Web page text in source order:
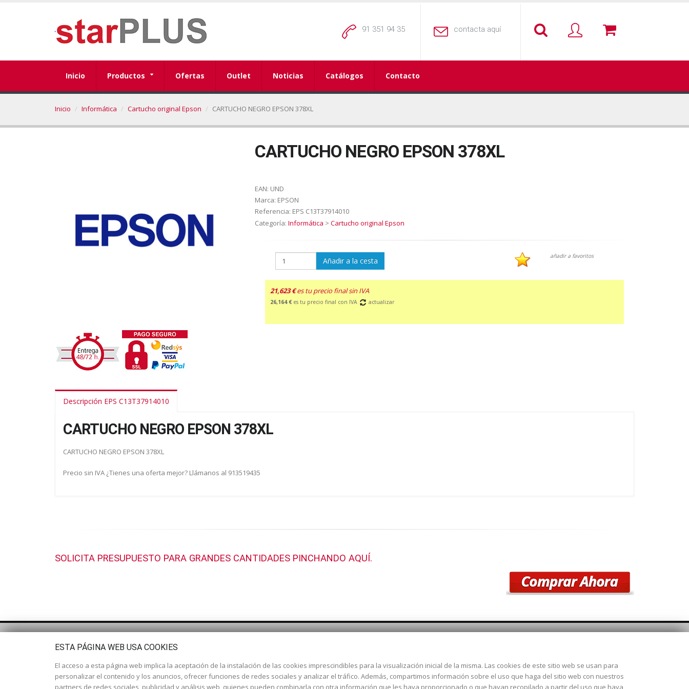
91 351 94 35 contacta aquí
Inicio Productos Ofertas Outlet Noticias Catálogos Contacto
Inicio Informática Cartucho original Epson CARTUCHO NEGRO EPSON 378XL
CARTUCHO NEGRO EPSON 378XL
EAN: UND
Marca: EPSON
Referencia: EPS C13T37914010
Categoría: Informática > Cartucho original Epson
Añadir a la cesta añadir a favoritos
21,623 € es tu precio final sin IVA
26,164 € es tu precio final con IVA actualizar
Descripción EPS C13T37914010
CARTUCHO NEGRO EPSON 378XL
CARTUCHO NEGRO EPSON 378XL
Precio sin IVA ¿Tienes una oferta mejor? Llámanos al 913519435
SOLICITA PRESUPUESTO PARA GRANDES CANTIDADES PINCHANDO AQUÍ.
Dirección:c/ Cercedilla nº 14, 28925
Alcorcón
ESTA PÁGINA WEB USA COOKIES
El acceso a esta página web implica la aceptación de la instalación de las cookies imprescindibles para la visualización inicial de la misma. Las cookies de este sitio web se usan para
personalizar el contenido y los anuncios, ofrecer funciones de redes sociales y analizar el tráfico. Además, compartimos información sobre el uso que haga del sitio web con nuestros
partners de redes sociales, publicidad y análisis web, quienes pueden combinarla con otra información que les haya proporcionado o que hayan recopilado a partir del uso que haya